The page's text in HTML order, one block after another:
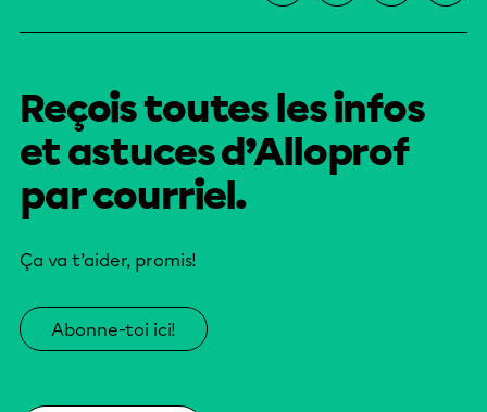
Reçois toutes les infos
et astuces d’Alloprof
par courriel.
Ça va t’aider, promis!
Abonne-toi ici!